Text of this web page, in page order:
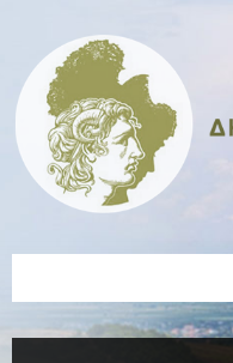
content
sidebar
sidebar
footer